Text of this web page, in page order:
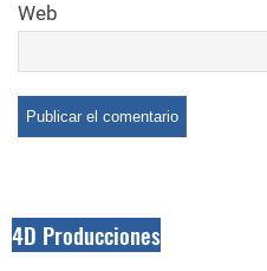
Web
4D Producciones